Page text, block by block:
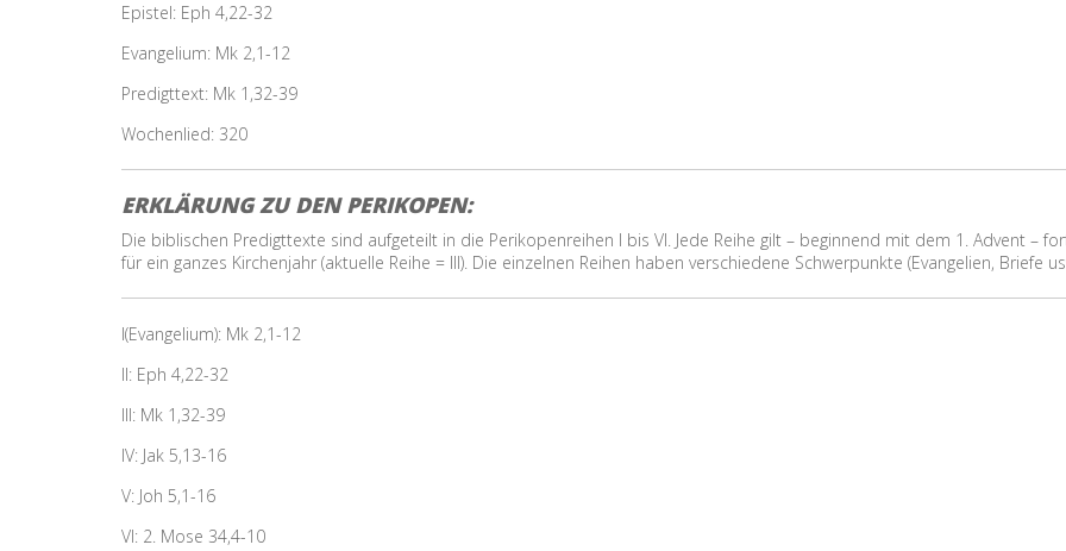
Epistel: Eph 4,22-32
Evangelium: Mk 2,1-12
Predigttext: Mk 1,32-39
Wochenlied: 320
ERKLÄRUNG ZU DEN PERIKOPEN:
Die biblischen Predigttexte sind aufgeteilt in die Perikopenreihen I bis VI. Jede Reihe gilt – beginnend mit dem 1. Advent –
für ein ganzes Kirchenjahr (aktuelle Reihe = III). Die einzelnen Reihen haben verschiedene Schwerpunkte (Evangelien, Briefe
I(Evangelium): Mk 2,1-12
II: Eph 4,22-32
III: Mk 1,32-39
IV: Jak 5,13-16
V: Joh 5,1-16
VI: 2. Mose 34,4-10